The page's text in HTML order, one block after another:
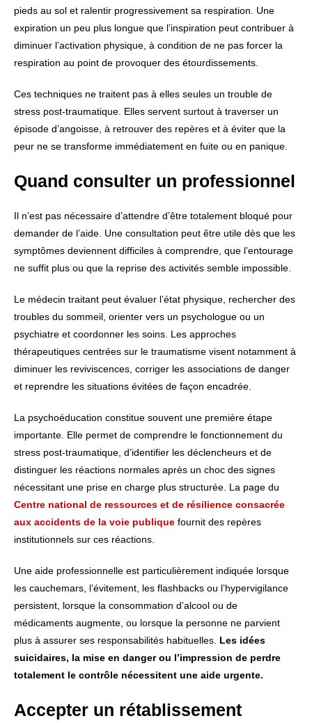
pieds au sol et ralentir progressivement sa respiration. Une
expiration un peu plus longue que l’inspiration peut contribuer à
diminuer l’activation physique, à condition de ne pas forcer la
respiration au point de provoquer des étourdissements.
Ces techniques ne traitent pas à elles seules un trouble de
stress post-traumatique. Elles servent surtout à traverser un
épisode d’angoisse, à retrouver des repères et à éviter que la
peur ne se transforme immédiatement en fuite ou en panique.
Quand consulter un professionnel
Il n’est pas nécessaire d’attendre d’être totalement bloqué pour
demander de l’aide. Une consultation peut être utile dès que les
symptômes deviennent difficiles à comprendre, que l’entourage
ne suffit plus ou que la reprise des activités semble impossible.
Le médecin traitant peut évaluer l’état physique, rechercher des
troubles du sommeil, orienter vers un psychologue ou un
psychiatre et coordonner les soins. Les approches
thérapeutiques centrées sur le traumatisme visent notamment à
diminuer les reviviscences, corriger les associations de danger
et reprendre les situations évitées de façon encadrée.
La psychoéducation constitue souvent une première étape
importante. Elle permet de comprendre le fonctionnement du
stress post-traumatique, d’identifier les déclencheurs et de
distinguer les réactions normales après un choc des signes
nécessitant une prise en charge plus structurée. La page du
Centre national de ressources et de résilience consacrée
aux accidents de la voie publique fournit des repères
institutionnels sur ces réactions.
Une aide professionnelle est particulièrement indiquée lorsque
les cauchemars, l’évitement, les flashbacks ou l’hypervigilance
persistent, lorsque la consommation d’alcool ou de
médicaments augmente, ou lorsque la personne ne parvient
plus à assurer ses responsabilités habituelles. Les idées
suicidaires, la mise en danger ou l’impression de perdre
totalement le contrôle nécessitent une aide urgente.
Accepter un rétablissement